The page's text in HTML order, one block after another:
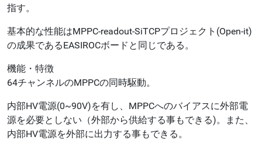
指す。
基本的な性能はMPPC-readout-SiTCPプロジェクト(Open-it)
の成果であるEASIROCボードと同じである。
機能・特徴
64チャンネルのMPPCの同時駆動。
内部HV電源(0~90V)を有し、MPPCへのバイアスに外部電
源を必要としない（外部から供給する事もできる)。また、
内部HV電源を外部に出力する事もできる。